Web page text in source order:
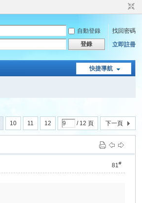
自動登錄
找回密碼
登錄 立即註冊
快捷導航
10 11 12 / 12 頁 下一頁
81#